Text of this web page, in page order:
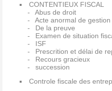
CONTENTIEUX FISCAL
Abus de droit
Acte anormal de gestion
De la preuve
Examen de situation
ISF
Prescrition et délai de
Recours gracieux
succession
Controle fiscale des